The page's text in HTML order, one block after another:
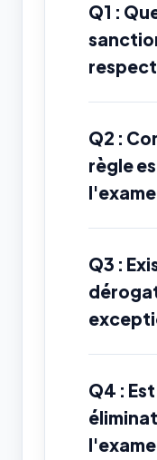
Q1 :
Q2 :
règle
Q3 :
Q4 :